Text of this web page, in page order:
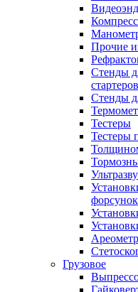
Прочие
Стенды
стартеров
Стенды
Тестеры
Тестеры
форсунок
Грузовое